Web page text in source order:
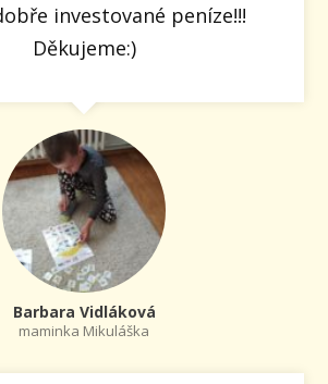
investované peníze!!!
Děkujeme:)
Barbara Vidláková
maminka Mikuláška